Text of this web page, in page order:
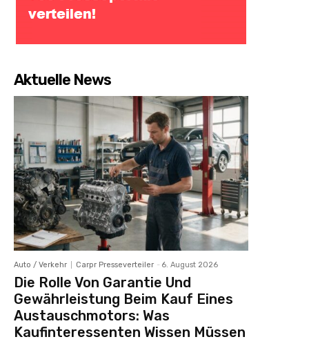
Aktuelle News
Auto / Verkehr Carpr Presseverteiler - 6. August 2026
Die Rolle Von Garantie Und
Gewährleistung Beim Kauf Eines
Austauschmotors: Was
Kaufinteressenten Wissen Müssen